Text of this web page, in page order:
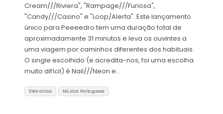
Cream///Riviera", "Rampage///Furiosa",
"Candy///Casino" e "Loop/Alerta". Este lançamento
único para Peeeedro tem uma duração total de
aproximadamente 31 minutos e leva os ouvintes a
uma viagem por caminhos diferentes dos habituais.
O single escolhido (e acredita-nos, foi uma escolha
muito difícil) é Nail///Neon e…
Eletronica Música Portuguesa